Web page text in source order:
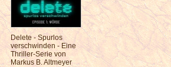
Delete - Spurlos
verschwinden - Eine
Thriller-Serie von
Markus B. Altmeyer